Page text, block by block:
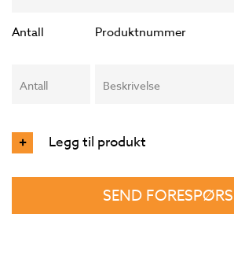
Antall Produktnummer
Antall Beskrivelse
+ Legg til produkt